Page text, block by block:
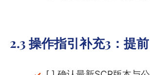
2.3 操作指引补充3：提